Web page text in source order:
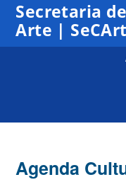
Secretaria
Arte |
Agenda